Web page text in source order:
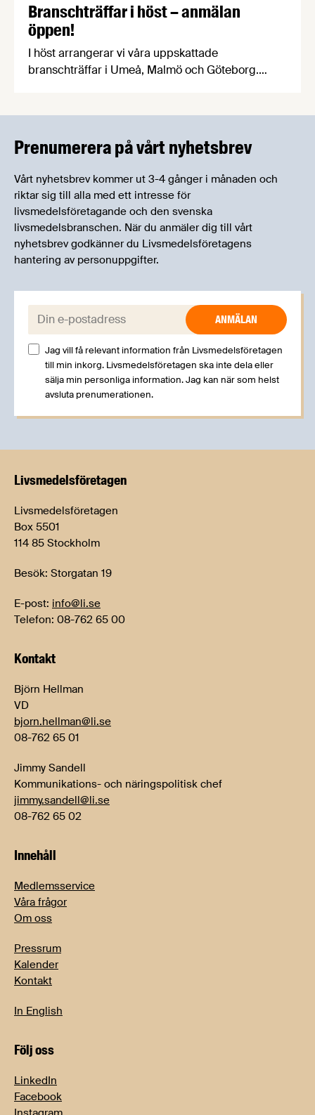
Branschträffar i höst – anmälan
öppen!
I höst arrangerar vi våra uppskattade
branschträffar i Umeå, Malmö och Göteborg.
Prenumerera på vårt nyhetsbrev
Vårt nyhetsbrev kommer ut 3-4 gånger i månaden och
riktar sig till alla med ett intresse för
livsmedelsföretagande och den svenska
livsmedelsbranschen. När du anmäler dig till vårt
nyhetsbrev godkänner du Livsmedelsföretagens
hantering av personuppgifter.
E-post:
Jag vill få relevant information från Livsmedelsföretagen
till min inkorg. Livsmedelsföretagen ska inte dela eller
sälja min personliga information. Jag kan när som helst
avsluta prenumerationen.
Livsmedels­företagen
Livsmedelsföretagen
Box 5501
114 85 Stockholm
Besök: Storgatan 19
E-post: info@li.se
Telefon: 08-762 65 00
Kontakt
Björn Hellman
VD
bjorn.hellman@li.se
08-762 65 01
Jimmy Sandell
Kommunikations- och näringspolitisk chef
jimmy.sandell@li.se
08-762 65 02
Innehåll
Medlemsservice
Våra frågor
Om oss
Pressrum
Kalender
Kontakt
In English
Följ oss
LinkedIn
Facebook